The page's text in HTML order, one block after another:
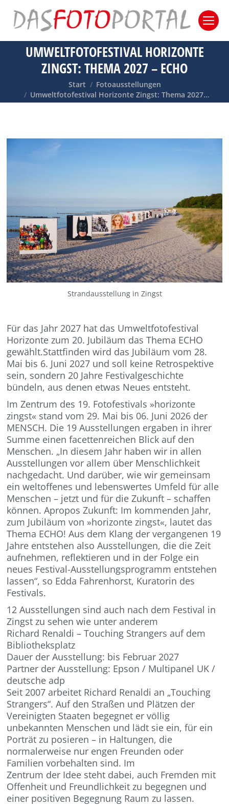
UMWELTFOTOFESTIVAL HORIZONTE
ZINGST: THEMA 2027 – ECHO
Sie befinden sich hier:
Start
Fotoausstellungen
Umweltfotofestival Horizonte Zingst: Thema 2027…
Strandausstellung in Zingst
Für das Jahr 2027 hat das Umweltfotofestival
Horizonte zum 20. Jubiläum das Thema ECHO
gewählt.Stattfinden wird das Jubiläum vom 28.
Mai bis 6. Juni 2027 und soll keine Retrospektive
sein, sondern 20 Jahre Festivalgeschichte
bündeln, aus denen etwas Neues entsteht.
Im Zentrum des 19. Fotofestivals »horizonte
zingst« stand vom 29. Mai bis 06. Juni 2026 der
MENSCH. Die 19 Ausstellungen ergaben in ihrer
Summe einen facettenreichen Blick auf den
Menschen. „In diesem Jahr haben wir in allen
Ausstellungen vor allem über Menschlichkeit
nachgedacht. Und darüber, wie wir gemeinsam
ein weltoffenes und lebenswertes Umfeld für alle
Menschen – jetzt und für die Zukunft – schaffen
können. Apropos Zukunft: Im kommenden Jahr,
zum Jubiläum von »horizonte zingst«, lautet das
Thema ECHO! Aus dem Klang der vergangenen 19
Jahre entstehen also Ausstellungen, die die Zeit
aufnehmen, reflektieren und in der Folge ein
neues Festival-Ausstellungsprogramm entstehen
lassen“, so Edda Fahrenhorst, Kuratorin des
Festivals.
12 Ausstellungen sind auch nach dem Festival in
Zingst zu sehen wie unter anderem
Richard Renaldi – Touching Strangers auf dem
Bibliotheksplatz
Dauer der Ausstellung: bis Februar 2027
Partner der Ausstellung: Epson / Multipanel UK /
deutsche adp
Seit 2007 arbeitet Richard Renaldi an „Touching
Strangers“. Auf den Straßen und Plätzen der
Vereinigten Staaten begegnet er völlig
unbekannten Menschen und lädt sie ein, für ein
Porträt zu posieren – in Haltungen, die
normalerweise nur engen Freunden oder
Familien vorbehalten sind. Im
Zentrum der Idee steht dabei, auch Fremden mit
Offenheit und Freundlichkeit zu begegnen und
einer positiven Begegnung Raum zu lassen.